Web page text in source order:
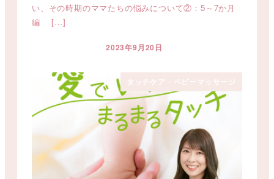
い、その時期のママたちの悩みについて②：5～7か月
編 […]
投稿日
2023年9月20日
タッチケア・ベビーマッサージ